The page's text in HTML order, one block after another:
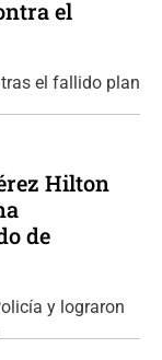
el
el fallido plan
Hilton
de
y lograron